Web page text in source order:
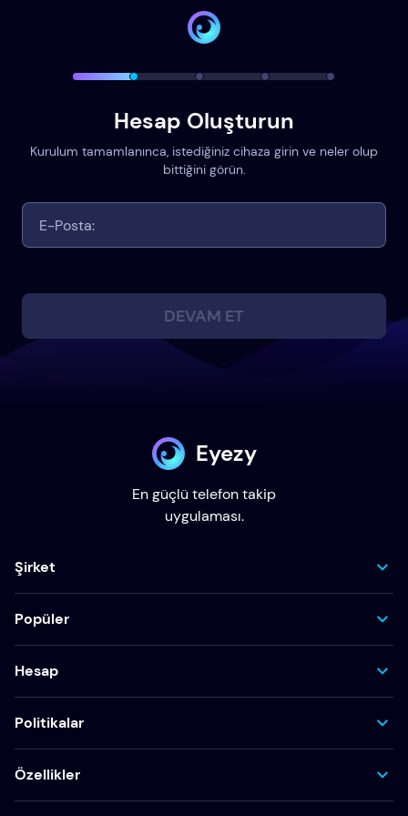
Hesap Oluşturun
Kurulum tamamlanınca, istediğiniz cihaza girin ve neler olup
bittiğini görün.
DEVAM ET
Eyezy
En güçlü telefon takip
uygulaması.
Şirket
Popüler
Hesap
Politikalar
Özellikler